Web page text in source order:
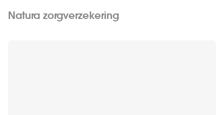
Natura zorgverzekering